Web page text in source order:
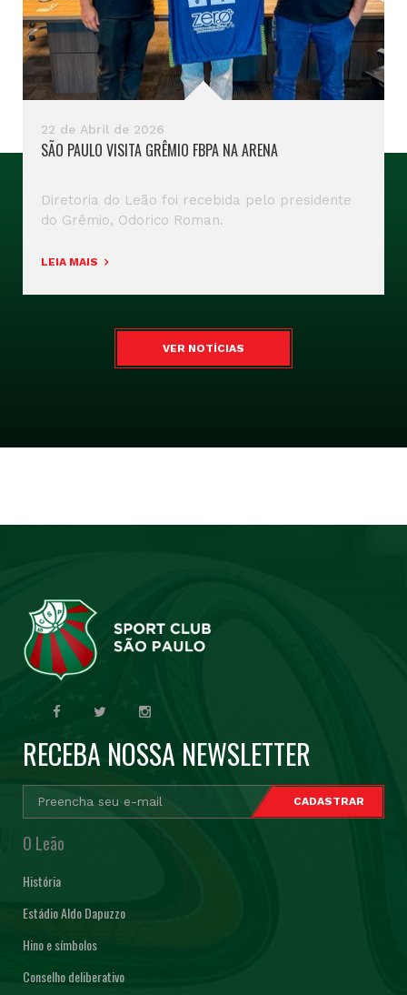
22 de Abril de 2026
SÃO PAULO VISITA GRÊMIO FBPA NA ARENA
Diretoria do Leão foi recebida pelo presidente
do Grêmio, Odorico Roman.
LEIA MAIS
VER NOTÍCIAS
RECEBA NOSSA NEWSLETTER
O Leão
História
Estádio Aldo Dapuzzo
Hino e símbolos
Conselho deliberativo